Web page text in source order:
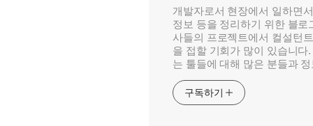
개발자로서 현장에서 일하면
정보 등을 정리하기 위한 블
사들의 프로젝트에서 컬설턴
을 접할 기회가 많이 있습니
는 툴들에 대해 많은 분들과
구독하기